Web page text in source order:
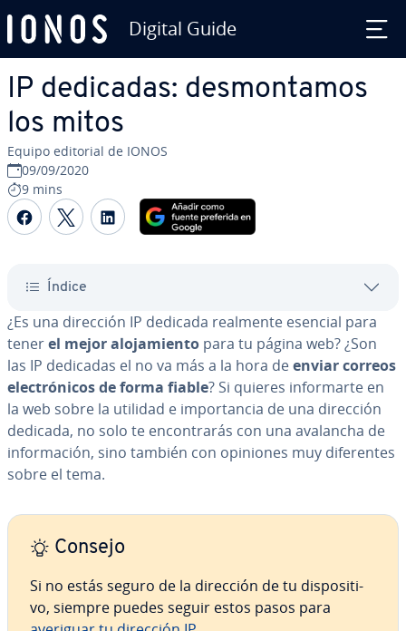
Digital Guide
IP dedicadas: de­s­mo­n­ta­mos
los mitos
Equipo editorial de IONOS
09/09/2020
9 mins
Compartir Facebook
Compartir Twitter
Compartir LinkedIn
Índice
¿Es una dirección IP dedicada realmente esencial para
tenerel mejor alo­ja­mie­n­to para tu página web? ¿Son
las IP dedicadas el no va más a la hora deenviar correos
ele­c­tró­ni­cos de forma fiable? Si quieres in­fo­r­mar­te en
la web sobre la utilidad e im­po­r­ta­n­cia de una dirección
dedicada, no solo te en­co­n­tra­rás con una avalancha de
in­fo­r­ma­ción, sino también con opiniones muy di­fe­re­n­tes
sobre el tema.
Consejo
Si no estás seguro de la dirección de tu di­s­po­si­ti­
vo, siempre puedes seguir estos pasos para